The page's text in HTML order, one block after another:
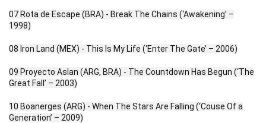
07 Rota de Escape (BRA) - Break The Chains (‘Awakening’ –
1998)
08 Iron Land (MEX) - This Is My Life (‘Enter The Gate’ – 2006)
09 Proyecto Aslan (ARG, BRA) - The Countdown Has Begun (‘The
Great Fall’ – 2003)
10 Boanerges (ARG) - When The Stars Are Falling (‘Couse Of a
Generation’ – 2009)